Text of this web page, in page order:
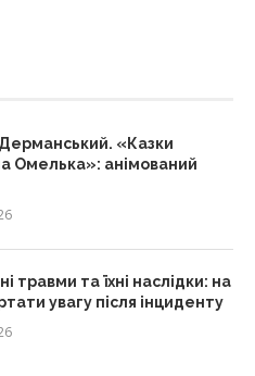
«Казки
Омелька»: анімований
травми та їхні наслідки: на
увагу після інциденту